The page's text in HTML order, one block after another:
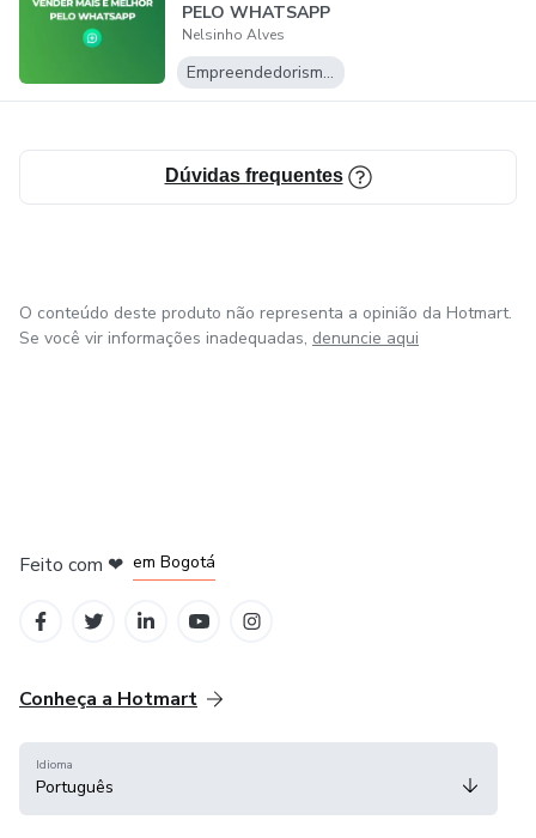
PELO WHATSAPP
SEU PRODUTO OU
SERVI...
Nelsinho Alves
Empreendedorismo Digital
Dúvidas frequentes
O conteúdo deste produto não representa a opinião da Hotmart.
Se você vir informações inadequadas, denuncie aqui
Feito com ❤ em Bogotá
Conheça a Hotmart
Idioma
Português